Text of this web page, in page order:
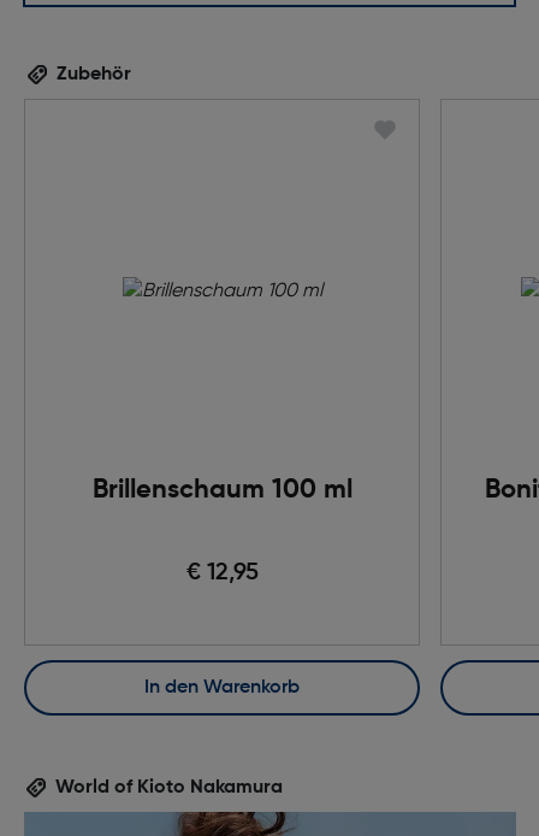
Zubehör
Brillenschaum 100 ml
€ 12,95
In den Warenkorb
World of Kioto Nakamura